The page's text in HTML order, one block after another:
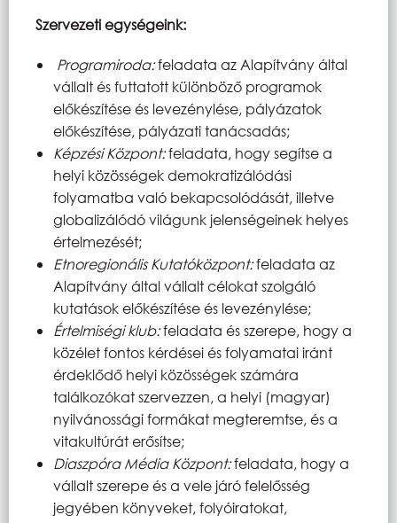
Szervezeti egységeink:
Programiroda:feladata az Alapítvány által
vállalt és futtatott különböző programok
előkészítése és levezénylése, pályázatok
előkészítése, pályázati tanácsadás;
Képzési Központ:feladata, hogy segítse a
helyi közösségek demokratizálódási
folyamatba való bekapcsolódását, illetve
globalizálódó világunk jelenségeinek helyes
értelmezését;
Etnoregionális Kutatóközpont:feladata az
Alapítvány által vállalt célokat szolgáló
kutatások előkészítése és levezénylése;
Értelmiségi klub:feladata és szerepe, hogy a
közélet fontos kérdései és folyamatai iránt
érdeklődő helyi közösségek számára
találkozókat szervezzen, a helyi (magyar)
nyilvánossági formákat megteremtse, és a
vitakultúrát erősítse;
Diaszpóra Média Központ:feladata, hogy a
vállalt szerepe és a vele járó felelősség
jegyében könyveket, folyóiratokat,